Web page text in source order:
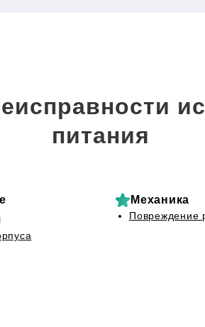
питания
Механика
Повреждение